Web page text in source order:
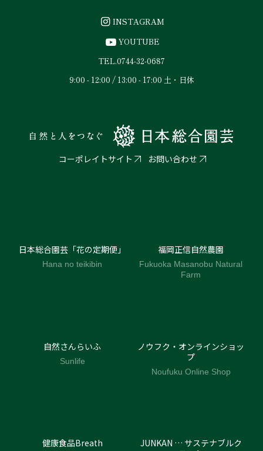
INSTAGRAM
YOUTUBE
TEL.0744-32-0687
9:00 - 12:00 / 13:00 - 17:00 土・日休
コーポレイトサイト お問い合わせ
日本総合園芸「花の定期便」
Hana no teikibin
福岡正信自然農園
Fukuoka Masanobu Natural
Farm
自然さんらいふ
Sunlife
ノウフク・オンラインショッ
プ
Noufuku Online Shop
健康食品Breath
JUNKAN … サステナブルク